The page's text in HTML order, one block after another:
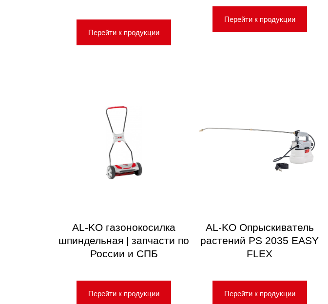
Перейти к продукции
Перейти к продукции
AL-KO газонокосилка
шпиндельная | запчасти по
России и СПБ
Перейти к продукции
AL-KO Опрыскиватель
растений PS 2035 EASY
FLEX
Перейти к продукции